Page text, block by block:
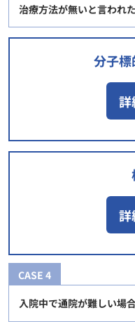
治療方法が無いと言われ
分子
詳
詳
CASE 4
入院中で通院が難しい場